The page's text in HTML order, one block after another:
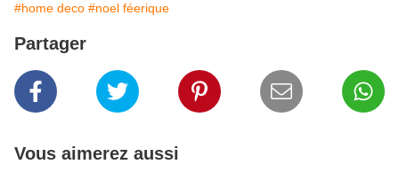
#home deco #noel féerique
Partager
Vous aimerez aussi